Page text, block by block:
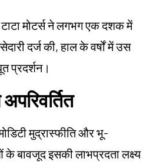
टाटा मोटर्स ने लगभग एक दशक में
दर्ज की, हाल के वर्षों में उस
प्रदर्शन।
अपरिवर्तित
मुद्रास्फीति और भू-
के बावजूद इसकी लाभप्रदता लक्ष्य